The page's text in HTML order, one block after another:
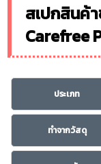
สเปกสินค้
Carefree
ประเภท
ทำจากวัสดุ